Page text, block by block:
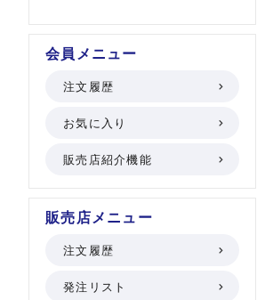
会員メニュー
注文履歴
お気に入り
販売店紹介機能
販売店メニュー
注文履歴
発注リスト